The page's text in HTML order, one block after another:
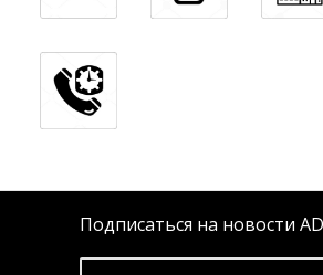
Подписаться на новости